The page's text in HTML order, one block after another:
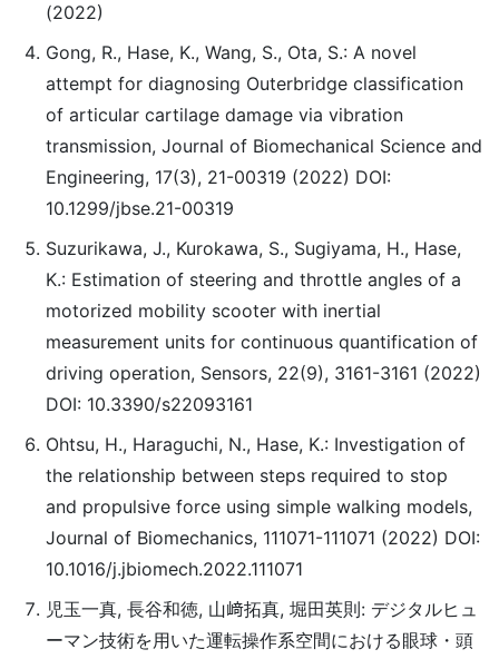
(2022)
Gong, R., Hase, K., Wang, S., Ota, S.: A novel
attempt for diagnosing Outerbridge classification
of articular cartilage damage via vibration
transmission, Journal of Biomechanical Science and
Engineering, 17(3), 21-00319 (2022) DOI:
10.1299/jbse.21-00319
Suzurikawa, J., Kurokawa, S., Sugiyama, H., Hase,
K.: Estimation of steering and throttle angles of a
motorized mobility scooter with inertial
measurement units for continuous quantification of
driving operation, Sensors, 22(9), 3161-3161 (2022)
DOI: 10.3390/s22093161
Ohtsu, H., Haraguchi, N., Hase, K.: Investigation of
the relationship between steps required to stop
and propulsive force using simple walking models,
Journal of Biomechanics, 111071-111071 (2022) DOI:
10.1016/j.jbiomech.2022.111071
児玉一真, 長谷和徳, 山﨑拓真, 堀田英則: デジタルヒュ
ーマン技術を用いた運転操作系空間における眼球・頭